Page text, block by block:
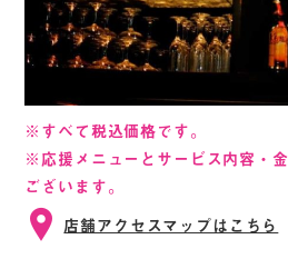
※すべて税込価格です。
※応援メニューとサービス内容・
ございます。
店舗アクセスマップはこちら